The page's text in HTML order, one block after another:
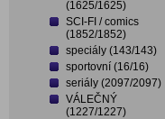
(1625/1625)
SCI-FI / comics
(1852/1852)
speciály (143/143)
sportovní (16/16)
seriály (2097/2097)
VÁLEČNÝ
(1227/1227)